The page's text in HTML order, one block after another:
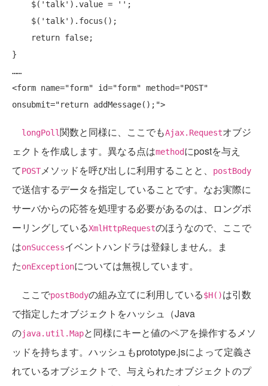
return false;
}
……
<form name="form" id="form" method="POST"
onsubmit="return addMessage();"
longPoll関数と同様に、ここでもAjax.Requestオブジ
ェクトを作成します。異なる点はmethodにpostを与え
てPOSTメソッドを呼び出しに利用することと、 postBody
で送信するデータを指定していることです。なお実際に
サーバからの応答を処理する必要があるのは、ロングポ
ーリングしているXmlHttpRequestのほうなので、ここで
はonSuccessイベントハンドラは登録しません。ま
たonExceptionについては無視しています。
ここでpostBodyの組み立てに利用している$H()は引数
で指定したオブジェクトをハッシュ（Java
のjava.util.Mapと同様にキーと値のペアを操作するメソ
ッドを持ちます。ハッシュもprototype.jsによって定義さ
れているオブジェクトで、与えられたオブジェクトのプ